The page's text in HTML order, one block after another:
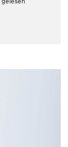
gelesen